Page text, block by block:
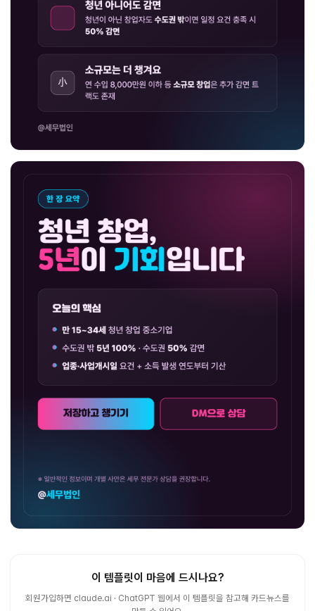
이 템플릿이 마음에 드시나요?
회원가입하면 claude.ai · ChatGPT 웹에서 이 템플릿을 참고해 카드뉴스를